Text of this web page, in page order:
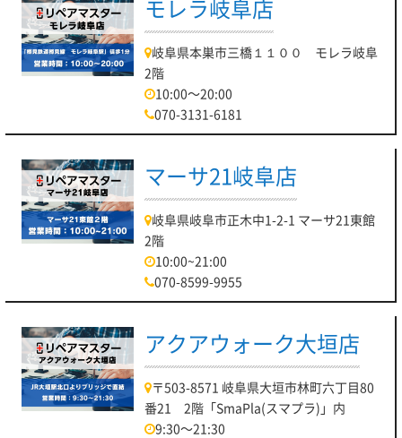
モレラ岐阜店
岐阜県本巣市三橋１１００ モレラ岐阜
2階
10:00～20:00
070-3131-6181
マーサ21岐阜店
岐阜県岐阜市正木中1-2-1 マーサ21東館
2階
10:00~21:00
070-8599-9955
アクアウォーク大垣店
〒503-8571 岐阜県大垣市林町六丁目80
番21 2階「SmaPla(スマプラ)」内
9:30～21:30